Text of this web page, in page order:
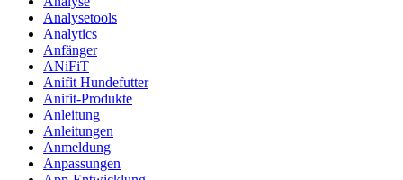
Analysetools
Analytics
Anfänger
ANiFiT
Anifit Hundefutter
Anifit-Produkte
Anleitung
Anleitungen
Anmeldung
Anpassungen